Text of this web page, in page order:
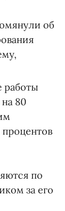
об
работы
80
по
за его